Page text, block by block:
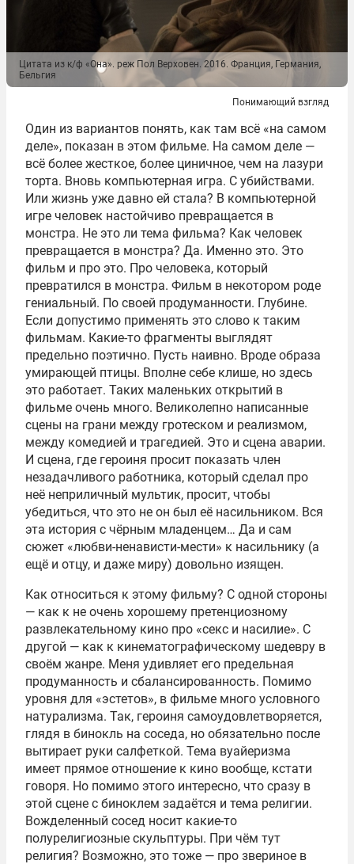
Цитата из к/ф «Она». реж Пол Верховен. 2016. Франция, Германия,
Бельгия
Понимающий взгляд
Один из вариантов понять, как там всё «на самом
деле», показан в этом фильме. На самом деле —
всё более жесткое, более циничное, чем на лазури
торта. Вновь компьютерная игра. С убийствами.
Или жизнь уже давно ей стала? В компьютерной
игре человек настойчиво превращается в
монстра. Не это ли тема фильма? Как человек
превращается в монстра? Да. Именно это. Это
фильм и про это. Про человека, который
превратился в монстра. Фильм в некотором роде
гениальный. По своей продуманности. Глубине.
Если допустимо применять это слово к таким
фильмам. Какие-то фрагменты выглядят
предельно поэтично. Пусть наивно. Вроде образа
умирающей птицы. Вполне себе клише, но здесь
это работает. Таких маленьких открытий в
фильме очень много. Великолепно написанные
сцены на грани между гротеском и реализмом,
между комедией и трагедией. Это и сцена аварии.
И сцена, где героиня просит показать член
незадачливого работника, который сделал про
неё неприличный мультик, просит, чтобы
убедиться, что это не он был её насильником. Вся
эта история с чёрным младенцем… Да и сам
сюжет «любви-ненависти-мести» к насильнику (а
ещё и отцу, и даже миру) довольно изящен.
Как относиться к этому фильму? С одной стороны
— как к не очень хорошему претенциозному
развлекательному кино про «секс и насилие». С
другой — как к кинематографическому шедевру в
своём жанре. Меня удивляет его предельная
продуманность и сбалансированность. Помимо
уровня для «эстетов», в фильме много условного
натурализма. Так, героиня самоудовлетворяется,
глядя в бинокль на соседа, но обязательно после
вытирает руки салфеткой. Тема вуайеризма
имеет прямое отношение к кино вообще, кстати
говоря. Но помимо этого интересно, что сразу в
этой сцене с биноклем задаётся и тема религии.
Вожделенный сосед носит какие-то
полурелигиозные скульптуры. При чём тут
религия? Возможно, это тоже — про звериное в